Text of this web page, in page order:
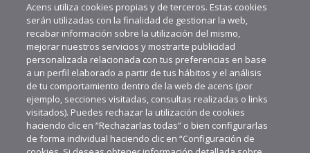
Acens utiliza cookies propias y de terceros. Estas cookies
serán utilizadas con la finalidad de gestionar la web,
recabar información sobre la utilización del mismo,
mejorar nuestros servicios y mostrarte publicidad
personalizada relacionada con tus preferencias en base
a un perfil elaborado a partir de tus hábitos y el análisis
de tu comportamiento dentro de la web de acens (por
ejemplo, secciones visitadas, consultas realizadas o links
visitados). Puedes rechazar la utilización de cookies
haciendo clic en “Rechazarlas todas” o bien configurarlas
de forma individual haciendo clic en “Configuración de